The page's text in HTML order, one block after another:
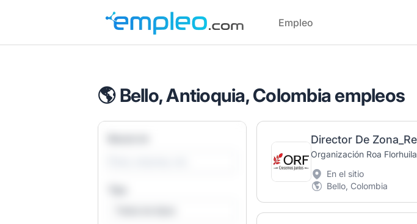
Empleo.com Empleo
🌎 Bello, Antioquia, Colombia empleos
Director De
Organización Roa Florhuila
En el sitio
Bello, Colombia